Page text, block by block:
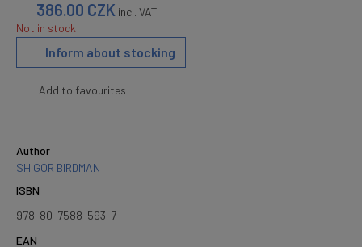
386.00 CZK incl. VAT
Not in stock
Inform about stocking
Add to favourites
Author
SHIGOR BIRDMAN
ISBN
978-80-7588-593-7
EAN